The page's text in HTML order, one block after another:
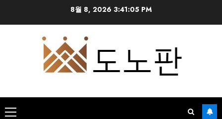
8월 8, 2026 3:41:05 PM
Primary